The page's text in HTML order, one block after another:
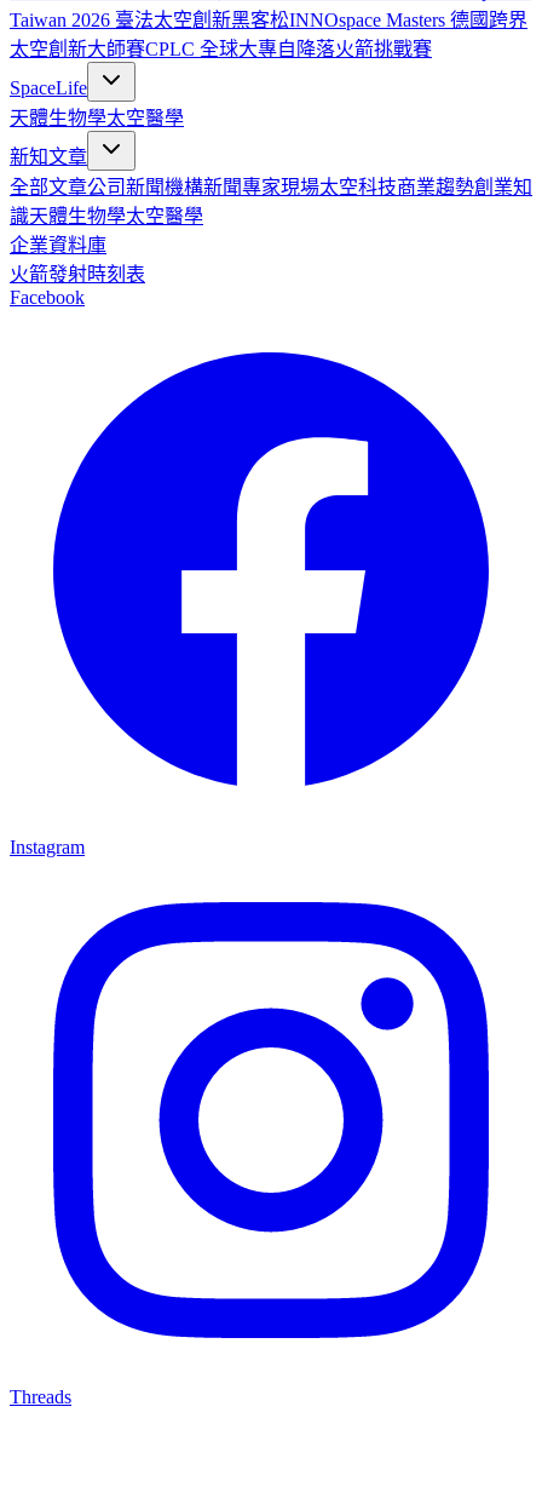
Taiwan 2026 臺法太空創新黑客松INNOspace Masters 德國跨界
太空創新大師賽CPLC 全球大專自降落火箭挑戰賽
SpaceLife
天體生物學太空醫學
新知文章
全部文章公司新聞機構新聞專家現場太空科技商業趨勢創業知
識天體生物學太空醫學
企業資料庫
火箭發射時刻表
Facebook
Instagram
Threads